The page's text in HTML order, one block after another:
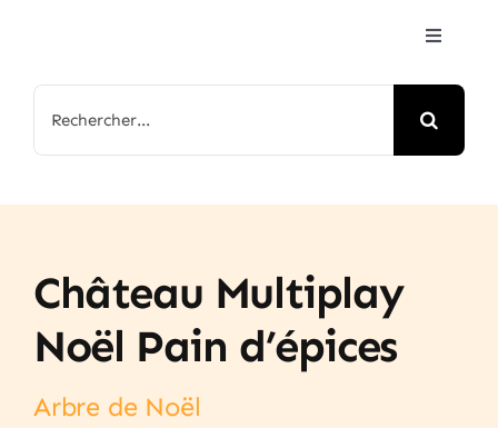
contenu
Toggle
Accueil
Arbre de Noël
Château Multiplay
Noël Pain d’épices
Arbre de Noël